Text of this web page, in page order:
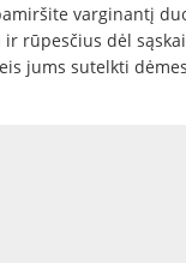
varginantį
rūpesčius dėl
jums sutelkti